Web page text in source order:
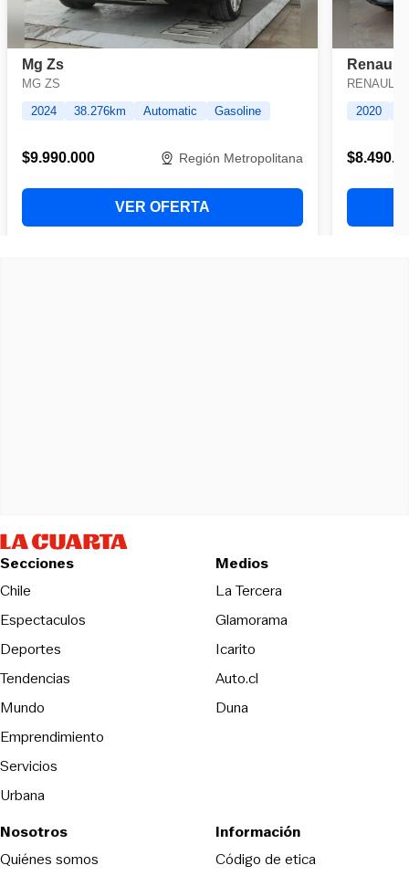
Secciones
Chile
Espectaculos
Deportes
Tendencias
Mundo
Emprendimiento
Servicios
Urbana
Medios
La TerceraOpens in new
Glamorama
Icarito
Auto.cl
DunaOpens in new window
Nosotros
Quiénes somos
Información
Código de eticaOpens in new